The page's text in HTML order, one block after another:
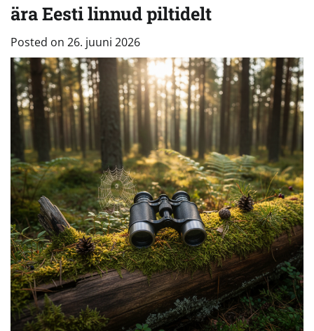
ära Eesti linnud piltidelt
Posted on 26. juuni 2026